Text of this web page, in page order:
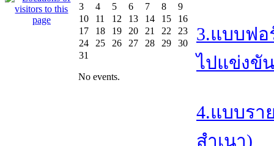
3
4 5 6 7 8
9
10
11 12 13 14 15
16
17
18 19 20 21 22
23
24
25 26 27 28 29
30
31
No events.
3.แบบฟอ
ไปแข่งขั
4.แบบรา
สำเนา)